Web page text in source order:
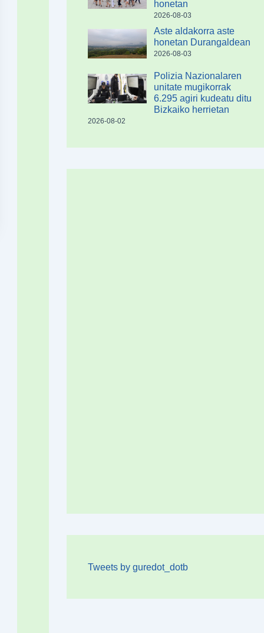
honetan
2026-08-03
Aste aldakorra aste
honetan Durangaldean
2026-08-03
Polizia Nazionalaren
unitate mugikorrak
6.295 agiri kudeatu ditu
Bizkaiko herrietan
2026-08-02
Tweets by guredot_dotb